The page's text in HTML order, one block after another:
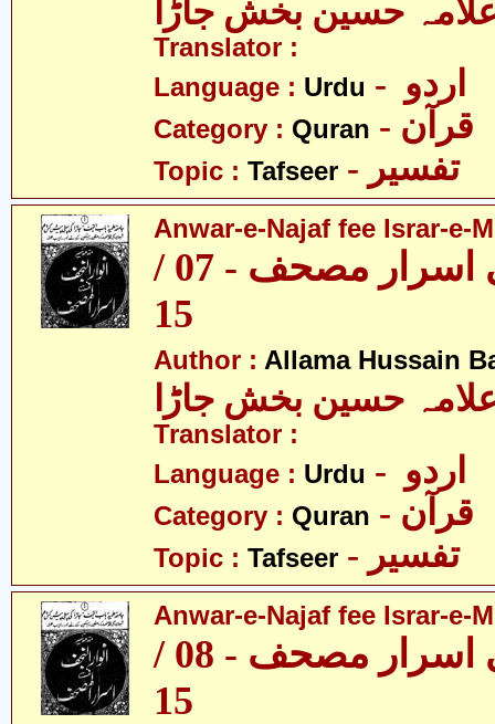
حسین بخش جاڑا
Translator :
Language : Urdu
Category : Quran - قرآن
Topic : Tafseer - تفسیر
Anwar-e-Najaf fee Israr-e-
انوار نجف فی اسرار مصحف - 07 /
15
Author : Allama Hussain
حسین بخش جاڑا
Translator :
Language : Urdu
Category : Quran - قرآن
Topic : Tafseer - تفسیر
Anwar-e-Najaf fee Israr-e-
انوار نجف فی اسرار مصحف - 08 /
15